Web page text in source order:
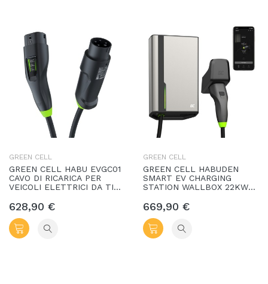
GREEN CELL
GREEN CELL HABU EVGC01
CAVO DI RICARICA PER
VEICOLI ELETTRICI DA TIPO
TRIFASE (LUNGHEZZA 7M)
628,90 €
GREEN CELL
GREEN CELL HABUDEN
SMART EV CHARGING
STATION WALLBOX 22KW
669,90 €